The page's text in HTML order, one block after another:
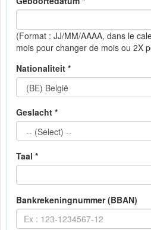
(Format : JJ/MM/AAAA, dans le
mois pour changer de mois ou 2X
Nationaliteit *
Geslacht *
Taal *
Bankrekeningnummer (BBAN)